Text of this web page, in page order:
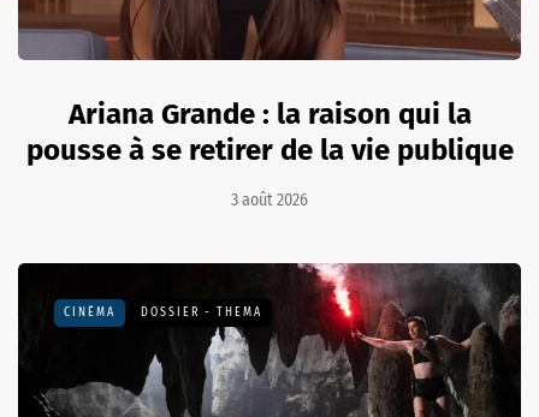
Ariana Grande : la raison qui la
pousse à se retirer de la vie publique
3 août 2026
CINÉMA DOSSIER - THEMA